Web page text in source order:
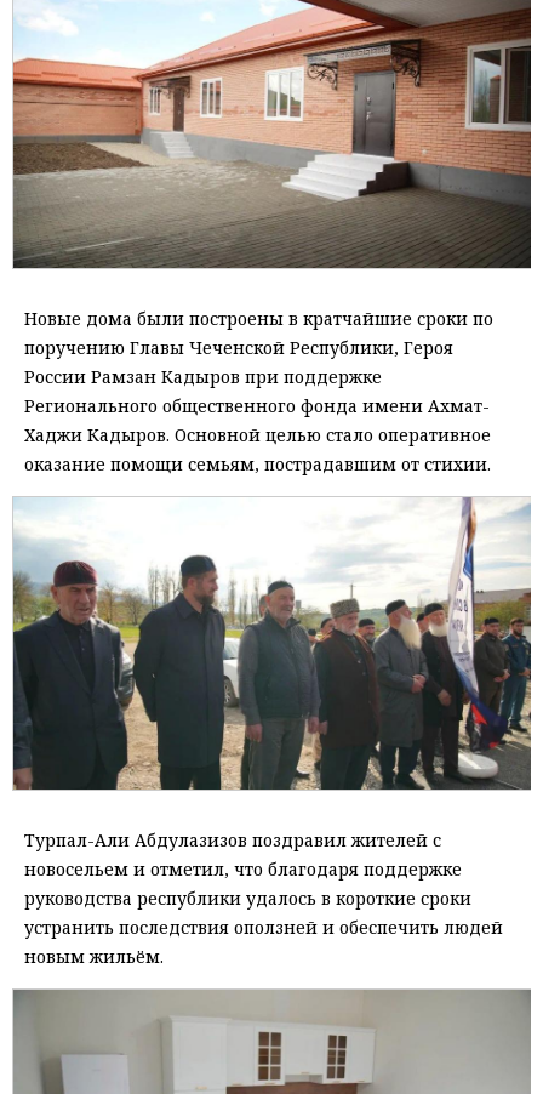
Новые дома были построены в кратчайшие сроки по
поручению Главы Чеченской Республики, Героя
России Рамзан Кадыров при поддержке
Регионального общественного фонда имени Ахмат-
Хаджи Кадыров. Основной целью стало оперативное
оказание помощи семьям, пострадавшим от стихии.
Турпал-Али Абдулазизов поздравил жителей с
новосельем и отметил, что благодаря поддержке
руководства республики удалось в короткие сроки
устранить последствия оползней и обеспечить людей
новым жильём.